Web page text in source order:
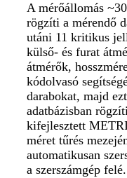
A mérőállomás
rögzíti a mérendő
utáni 11 kritikus
külső- és furat
átmérők,
kódolvasó
darabokat, majd
adatbázisban
kifejlesztett
méret tűrés
automatikusan
a szerszámgép felé.